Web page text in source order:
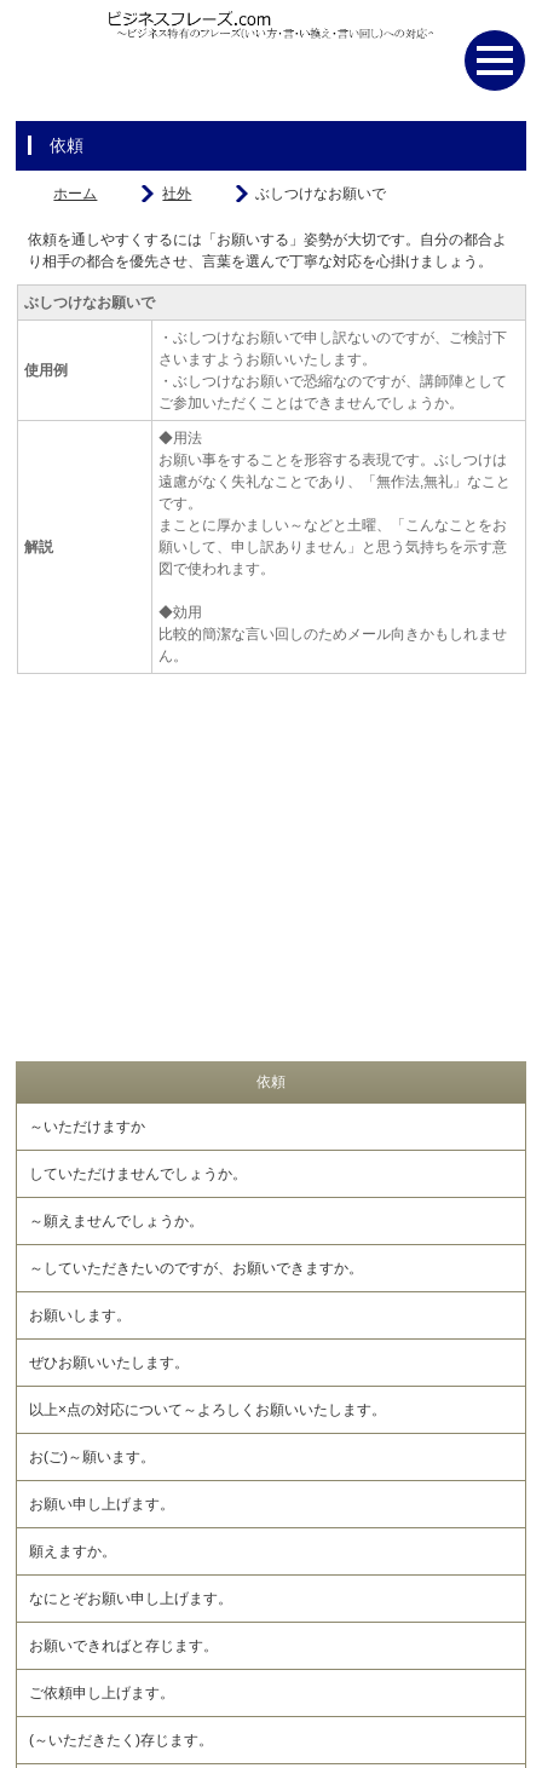
依頼
ホーム 社外 ぶしつけなお願いで
依頼を通しやすくするには「お願いする」姿勢が大切です。自分の都合よ
り相手の都合を優先させ、言葉を選んで丁寧な対応を心掛けましょう。
ぶしつけなお願いで
使用例
・ぶしつけなお願いで申し訳ないのですが、ご検討下
さいますようお願いいたします。
・ぶしつけなお願いで恐縮なのですが、講師陣として
ご参加いただくことはできませんでしょうか。
解説
◆用法
お願い事をすることを形容する表現です。ぶしつけは
遠慮がなく失礼なことであり、「無作法,無礼」なこと
です。
まことに厚かましい～などと土曜、「こんなことをお
願いして、申し訳ありません」と思う気持ちを示す意
図で使われます。
◆効用
比較的簡潔な言い回しのためメール向きかもしれませ
ん。
依頼
～いただけますか
していただけませんでしょうか。
～願えませんでしょうか。
～していただきたいのですが、お願いできますか。
お願いします。
ぜひお願いいたします。
以上×点の対応について～よろしくお願いいたします。
お(ご)～願います。
お願い申し上げます。
願えますか。
なにとぞお願い申し上げます。
お願いできればと存じます。
ご依頼申し上げます。
(～いただきたく)存じます。